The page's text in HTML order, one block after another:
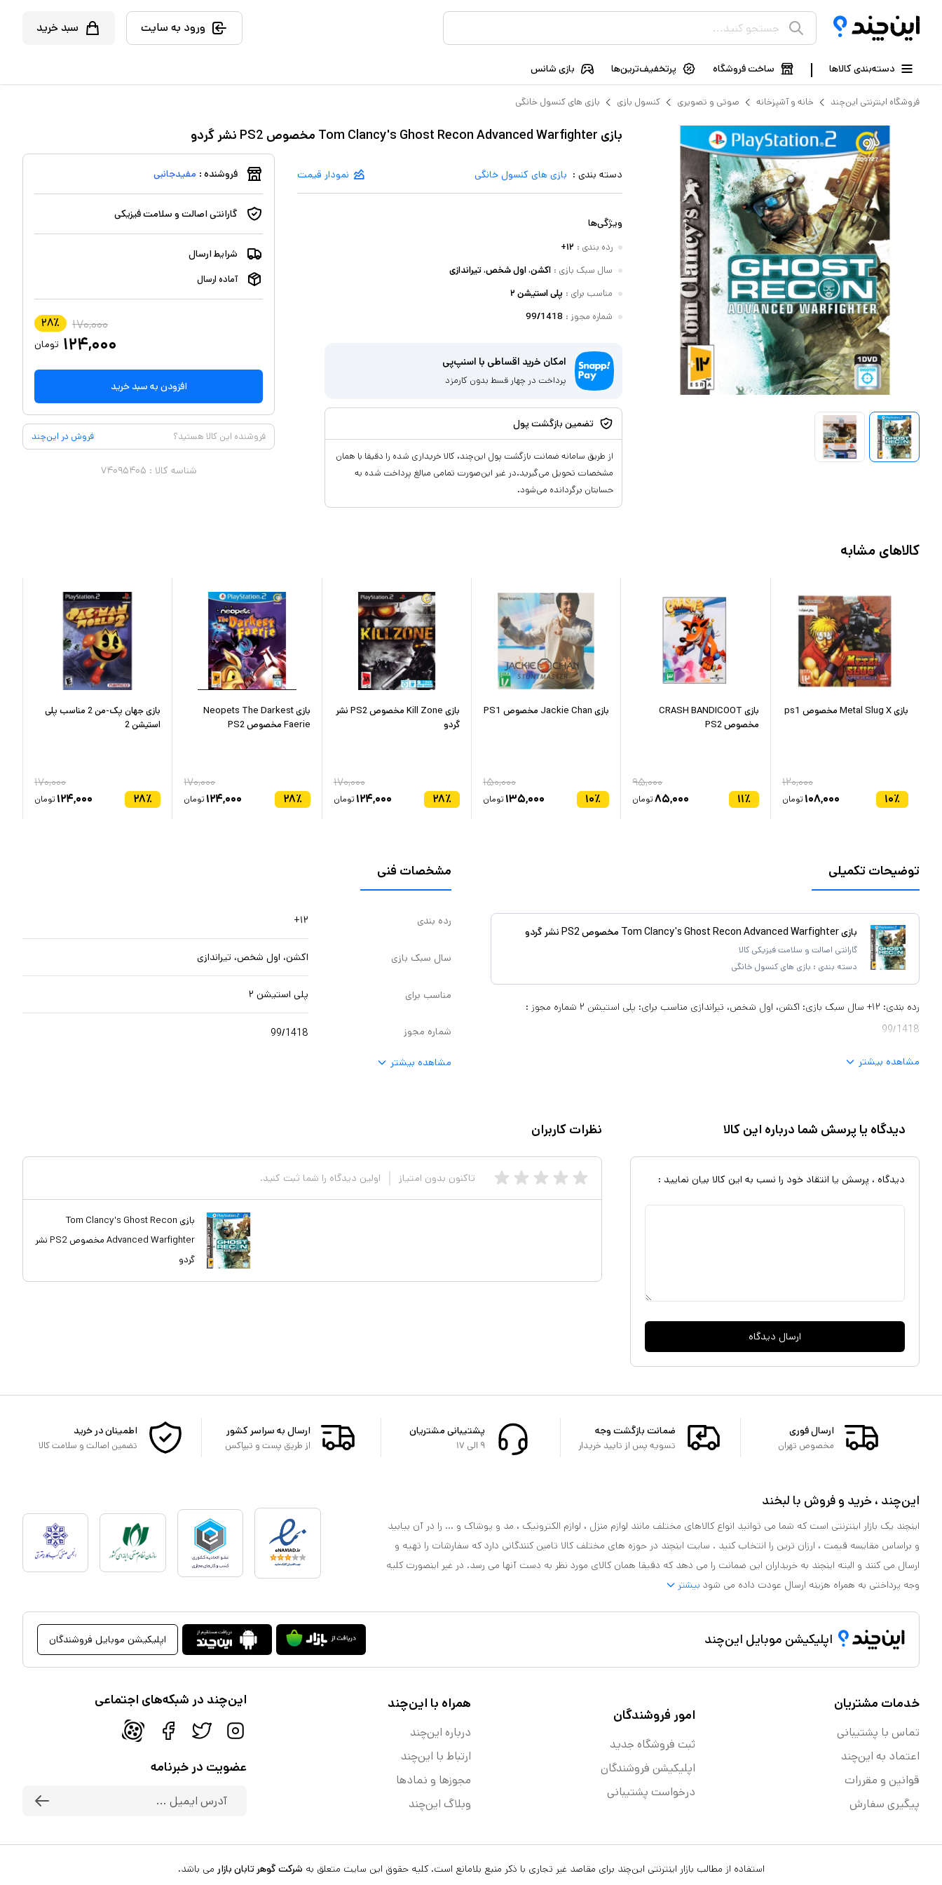
ورود به سایت سبد خرید
دسته‌بندی کالاها ساخت فروشگاه پرتخفیف‌ترین‌ها بازی شانس
فروشگاه اینترنتی این‌چند خانه و آشپزخانه صوتی و تصویری کنسول بازی بازی های کنسول خانگی
بازی Tom Clancy's Ghost Recon Advanced Warfighter مخصوص PS2 نشر گردو
دسته بندی : بازی های کنسول خانگی نمودار قیمت
ویژگی‌ها
رده بندی : ۱۲+
سال سبک بازی : اکشن، اول شخص، تیراندازی
مناسب برای : پلی استیشن ۲
شماره مجوز :
99/1418
امکان خرید اقساطی با اسنپ‌پی
پرداخت در چهار قسط بدون کارمزد
تضمین بازگشت پول
از طریق سامانه ضمانت بازگشت پول این‌چند، کالا خریداری شده را دقیقا با همان
مشخصات تحویل می‌گیرید.در غیر این‌صورت تمامی مبالغ پرداخت شده به
حسابتان برگردانده می‌شود.
فروشنده : مفیدجانبی
گارانتی اصالت و سلامت فیزیکی
شرایط ارسال
آماده ارسال
۱۷۰,۰۰۰ ۲۸٪
۱۲۴,۰۰۰ تومان
افزودن به سبد خرید
فروشنده این کالا هستید؟ فروش در این‌چند
شناسه کالا : ۷۴۰۹۵۴۰۵
کالاهای مشابه
بازی Metal Slug X مخصوص ps1
۱۰٪
۱۲۰,۰۰۰
۱۰۸,۰۰۰ تومان
بازی CRASH BANDICOOT
مخصوص PS2
۱۱٪
۹۵,۰۰۰
۸۵,۰۰۰تومان
بازی Jackie Chan مخصوص PS1
۱۰٪
۱۵۰,۰۰۰
۱۳۵,۰۰۰ تومان
بازی Kill Zone مخصوص PS2 نشر
گردو
۲۸٪
۱۷۰,۰۰۰
۱۲۴,۰۰۰ تومان
بازی Neopets The Darkest
Faerie مخصوص PS2
۲۸٪
۱۷۰,۰۰۰
۱۲۴,۰۰۰ تومان
بازی جهان پک-من 2 مناسب پلی
استیشن 2
۲۸٪
۱۷۰,۰۰۰
۱۲۴,۰۰۰ تومان
توضیحات تکمیلی
بازی Tom Clancy's Ghost Recon Advanced Warfighter مخصوص PS2 نشر گردو
گارانتی اصالت و سلامت فیزیکی کالا
دسته بندی : بازی های کنسول خانگی
رده بندی: ۱۲+ سال سبک بازی: اکشن، اول شخص، تیراندازی مناسب برای: پلی استیشن ۲ شماره مجوز :
99/1418
مشاهده بیشتر
مشخصات فنی
رده بندی ۱۲+
سال سبک بازی اکشن، اول شخص، تیراندازی
مناسب برای پلی استیشن ۲
شماره مجوز 99/1418
مشاهده بیشتر
دیدگاه یا پرسش شما درباره این کالا
دیدگاه ، پرسش یا انتقاد خود را نسب به این کالا بیان نمایید :
ارسال دیدگاه
نظرات کاربران
تاکنون بدون امتیاز اولین دیدگاه را شما ثبت کنید.
بازی Tom Clancy's Ghost Recon
Advanced Warfighter مخصوص PS2 نشر
گردو
ارسال فوری
مخصوص تهران
ضمانت بازگشت وجه
تسویه پس از تایید خریدار
پشتیبانی مشتریان
۹ الی ۱۷
ارسال به سراسر کشور
از طریق پست و تیپاکس
اطمینان در خرید
تضمین اصالت و سلامت کالا
این‌چند ، خرید و فروش با لبخند
اینچند یک بازار اینترنتی است که شما می توانید انواع کالاهای مختلف مانند لوازم منزل ، لوازم الکترونیک ، مد و پوشاک و ... را در آن بیابید
و براساس مقایسه قیمت ، ارزان ترین را انتخاب کنید . سایت اینچند در حوزه های مختلف کالا تامین کنندگانی دارد که سفارشات را تهیه و
ارسال می کنند و البته اینچند به خریداران این ضمانت را می دهد که دقیقا همان کالای مورد نظر به دست آنها می رسد. در غیر اینصورت کلیه
وجه پرداختی به همراه هزینه ارسال عودت داده می شود بیشتر
اپلیکیشن موبایل این‌چند اپلیکیشن موبایل فروشندگان
خدمات مشتریان
تماس با پشتیبانی
اعتماد به این‌چند
قوانین و مقررات
پیگیری سفارش
امور فروشندگان
ثبت فروشگاه جدید
اپلیکیشن فروشندگان
درخواست پشتیبانی
همراه با این‌چند
درباره این‌چند
ارتباط با این‌چند
مجوزها و نماد‌ها
وبلاگ این‌چند
این‌چند در شبکه‌های اجتماعی
عضویت در خبرنامه
استفاده از مطالب بازار اینترنتی این‌چند برای مقاصد غیر تجاری با ذکر منبع بلامانع است. کلیه حقوق این سایت متعلق به شرکت گوهر تابان بازار می باشد.